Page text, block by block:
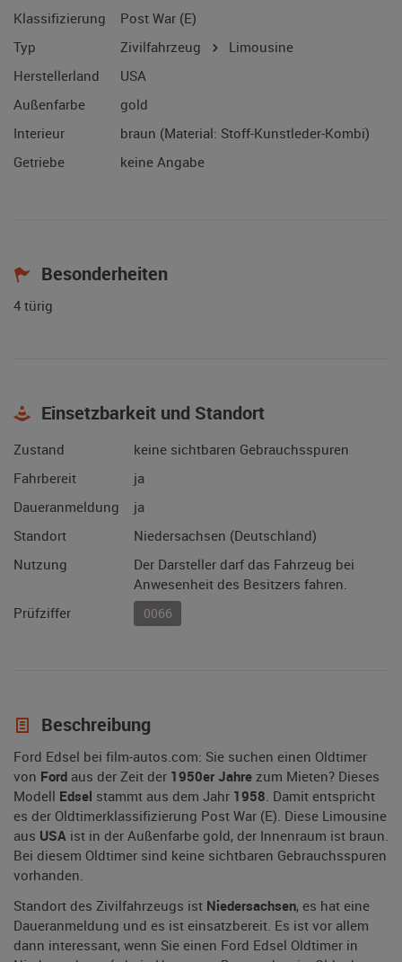
Klassifizierung
Post War (E)
Typ
Zivilfahrzeug
Limousine
Herstellerland
USA
Außenfarbe
gold
Interieur
braun (Material: Stoff-Kunstleder-Kombi)
Getriebe
keine Angabe
Besonderheiten
4 türig
Einsetzbarkeit und Standort
Zustand
keine sichtbaren Gebrauchsspuren
Fahrbereit
ja
Daueranmeldung
ja
Standort
Niedersachsen (Deutschland)
Nutzung
Der Darsteller darf das Fahrzeug bei
Anwesenheit des Besitzers fahren.
Prüfziffer
0066
Beschreibung
Ford Edsel bei film-autos.com: Sie suchen einen Oldtimer
von Ford aus der Zeit der 1950er Jahre zum Mieten? Dieses
Modell Edsel stammt aus dem Jahr 1958. Damit entspricht
es der Oldtimerklassifizierung Post War (E). Diese Limousine
aus USA ist in der Außenfarbe gold, der Innenraum ist braun.
Bei diesem Oldtimer sind keine sichtbaren Gebrauchsspuren
vorhanden.
Standort des Zivilfahrzeugs ist Niedersachsen, es hat eine
Daueranmeldung und es ist einsatzbereit. Es ist vor allem
dann interessant, wenn Sie einen Ford Edsel Oldtimer in